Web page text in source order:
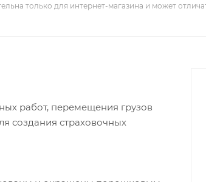
только для интернет-магазина и может
работ, перемещения грузов
создания страховочных